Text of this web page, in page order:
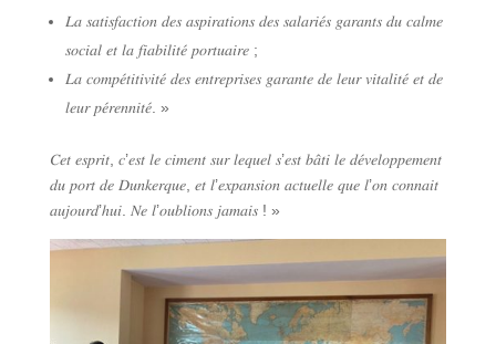
𝐿𝑎 𝑠𝑎𝑡𝑖𝑠𝑓𝑎𝑐𝑡𝑖𝑜𝑛 𝑑𝑒𝑠 𝑎𝑠𝑝𝑖𝑟𝑎𝑡𝑖𝑜𝑛𝑠 𝑑𝑒𝑠 𝑠𝑎𝑙𝑎𝑟𝑖𝑒́𝑠 𝑔𝑎𝑟𝑎𝑛𝑡𝑠 𝑑𝑢 𝑐𝑎𝑙𝑚𝑒
𝑠𝑜𝑐𝑖𝑎𝑙 𝑒𝑡 𝑙𝑎 𝑓𝑖𝑎𝑏𝑖𝑙𝑖𝑡𝑒́ 𝑝𝑜𝑟𝑡𝑢𝑎𝑖𝑟𝑒 ;
𝐿𝑎 𝑐𝑜𝑚𝑝𝑒́𝑡𝑖𝑡𝑖𝑣𝑖𝑡𝑒́ 𝑑𝑒𝑠 𝑒𝑛𝑡𝑟𝑒𝑝𝑟𝑖𝑠𝑒𝑠 𝑔𝑎𝑟𝑎𝑛𝑡𝑒 𝑑𝑒 𝑙𝑒𝑢𝑟 𝑣𝑖𝑡𝑎𝑙𝑖𝑡𝑒́ 𝑒𝑡 𝑑𝑒
𝑙𝑒𝑢𝑟 𝑝𝑒́𝑟𝑒𝑛𝑛𝑖𝑡𝑒́. »
𝐶𝑒𝑡 𝑒𝑠𝑝𝑟𝑖𝑡, 𝑐’𝑒𝑠𝑡 𝑙𝑒 𝑐𝑖𝑚𝑒𝑛𝑡 𝑠𝑢𝑟 𝑙𝑒𝑞𝑢𝑒𝑙 𝑠’𝑒𝑠𝑡 𝑏𝑎̂𝑡𝑖 𝑙𝑒 𝑑𝑒́𝑣𝑒𝑙𝑜𝑝𝑝𝑒𝑚𝑒𝑛𝑡
𝑑𝑢 𝑝𝑜𝑟𝑡 𝑑𝑒 𝐷𝑢𝑛𝑘𝑒𝑟𝑞𝑢𝑒, 𝑒𝑡 𝑙’𝑒𝑥𝑝𝑎𝑛𝑠𝑖𝑜𝑛 𝑎𝑐𝑡𝑢𝑒𝑙𝑙𝑒 𝑞𝑢𝑒 𝑙’𝑜𝑛 𝑐𝑜𝑛𝑛𝑎𝑖𝑡
𝑎𝑢𝑗𝑜𝑢𝑟𝑑’ℎ𝑢𝑖. 𝑁𝑒 𝑙’𝑜𝑢𝑏𝑙𝑖𝑜𝑛𝑠 𝑗𝑎𝑚𝑎𝑖𝑠 ! »